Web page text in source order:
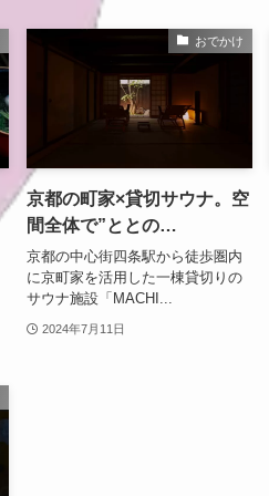
おでかけ
京都の町家×貸切サウナ。空
間全体で”ととの
う”「MACHIYA:SAUNA
KYOTO」
京都の中心街四条駅から徒歩圏内
に京町家を活用した一棟貸切りの
サウナ施設「MACHI...
2024年7月11日